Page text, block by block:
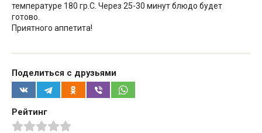
температуре 180 гр.С. Через 25-30 минут блюдо будет
готово.
Приятного аппетита!
Поделиться с друзьями
Рейтинг